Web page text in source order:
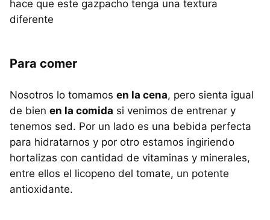
hace que este gazpacho tenga una textura
diferente
Para comer
Nosotros lo tomamos en la cena, pero sienta igual
de bien en la comida si venimos de entrenar y
tenemos sed. Por un lado es una bebida perfecta
para hidratarnos y por otro estamos ingiriendo
hortalizas con cantidad de vitaminas y minerales,
entre ellos el licopeno del tomate, un potente
antioxidante.